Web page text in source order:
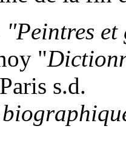
"Peintres
"
s.d.